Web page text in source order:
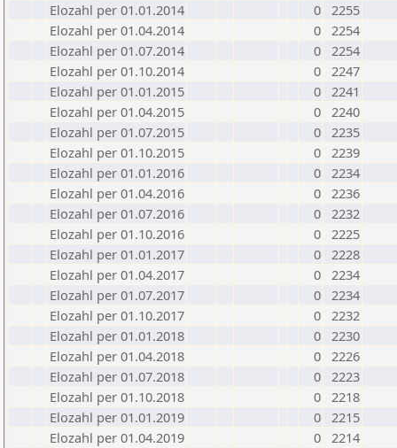
Elozahl per 01.01.2014
0 2255
Elozahl per 01.04.2014
0 2254
Elozahl per 01.07.2014
0 2254
Elozahl per 01.10.2014
0 2247
Elozahl per 01.01.2015
0 2241
Elozahl per 01.04.2015
0 2240
Elozahl per 01.07.2015
0 2235
Elozahl per 01.10.2015
0 2239
Elozahl per 01.01.2016
0 2234
Elozahl per 01.04.2016
0 2236
Elozahl per 01.07.2016
0 2232
Elozahl per 01.10.2016
0 2225
Elozahl per 01.01.2017
0 2228
Elozahl per 01.04.2017
0 2234
Elozahl per 01.07.2017
0 2234
Elozahl per 01.10.2017
0 2232
Elozahl per 01.01.2018
0 2230
Elozahl per 01.04.2018
0 2226
Elozahl per 01.07.2018
0 2223
Elozahl per 01.10.2018
0 2218
Elozahl per 01.01.2019
0 2215
Elozahl per 01.04.2019
0 2214